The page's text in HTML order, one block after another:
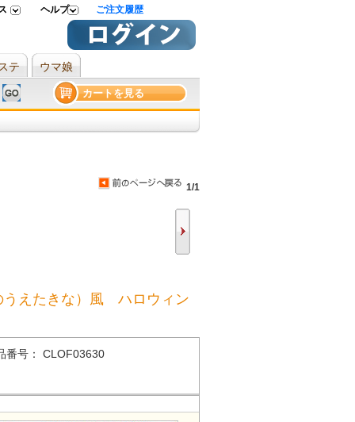
ヘルプ ご注文履歴
テ ウマ娘
カートを見る
1/1
うえたきな）風 ハロウィン
番号： CLOF03630